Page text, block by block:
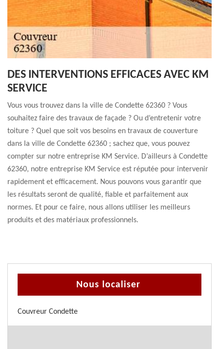
DES INTERVENTIONS EFFICACES AVEC KM
SERVICE
Vous vous trouvez dans la ville de Condette 62360 ? Vous
souhaitez faire des travaux de façade ? Ou d’entretenir votre
toiture ? Quel que soit vos besoins en travaux de couverture
dans la ville de Condette 62360 ; sachez que, vous pouvez
compter sur notre entreprise KM Service. D’ailleurs à Condette
62360, notre entreprise KM Service est réputée pour intervenir
rapidement et efficacement. Nous pouvons vous garantir que
les résultats seront de qualité, fiable et parfaitement aux
normes. Et pour ce faire, nous allons utiliser les meilleurs
produits et des matériaux professionnels.
Nous localiser
Couvreur Condette